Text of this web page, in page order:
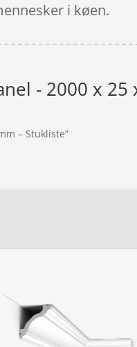
i køen.
- 2000 x
– Stukliste”